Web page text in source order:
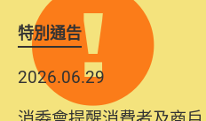
特別通告
2026.06.29